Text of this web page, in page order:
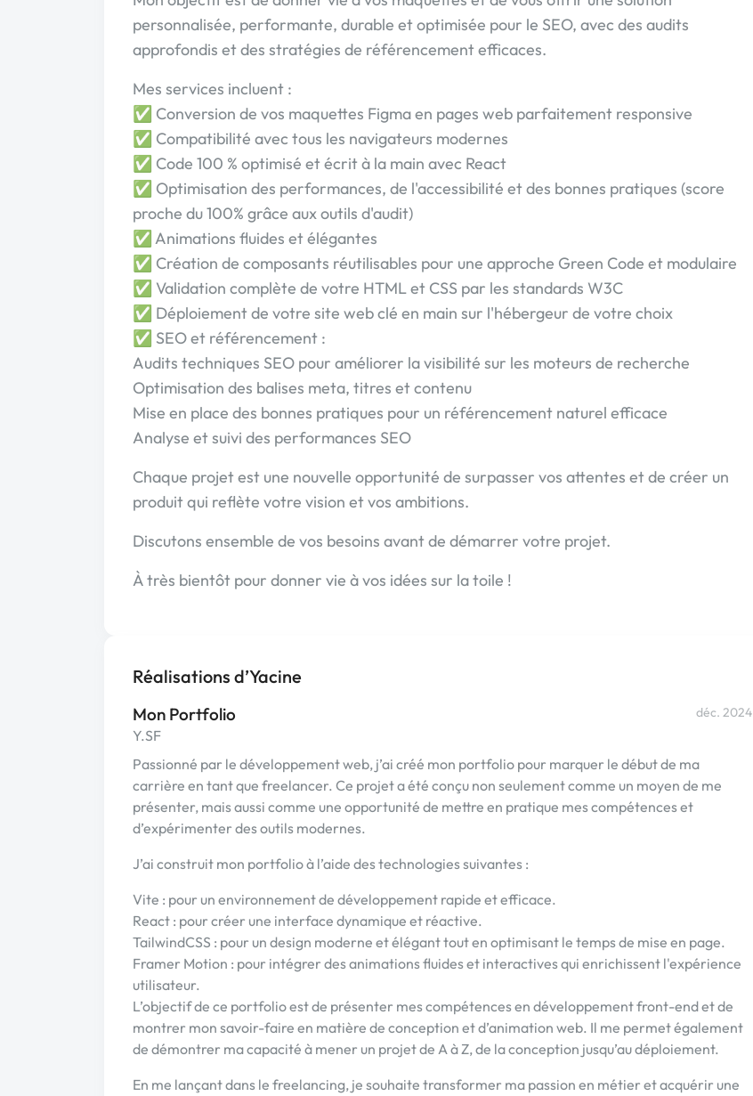
personnalisée, performante, durable et optimisée pour le SEO, avec des audits
approfondis et des stratégies de référencement efficaces.
Mes services incluent :
✅ Conversion de vos maquettes Figma en pages web parfaitement responsive
✅ Compatibilité avec tous les navigateurs modernes
✅ Code 100 % optimisé et écrit à la main avec React
✅ Optimisation des performances, de l'accessibilité et des bonnes pratiques (score
proche du 100% grâce aux outils d'audit)
✅ Animations fluides et élégantes
✅ Création de composants réutilisables pour une approche Green Code et modulaire
✅ Validation complète de votre HTML et CSS par les standards W3C
✅ Déploiement de votre site web clé en main sur l'hébergeur de votre choix
✅ SEO et référencement :
Audits techniques SEO pour améliorer la visibilité sur les moteurs de recherche
Optimisation des balises meta, titres et contenu
Mise en place des bonnes pratiques pour un référencement naturel efficace
Analyse et suivi des performances SEO
Chaque projet est une nouvelle opportunité de surpasser vos attentes et de créer un
produit qui reflète votre vision et vos ambitions.
Discutons ensemble de vos besoins avant de démarrer votre projet.
À très bientôt pour donner vie à vos idées sur la toile !
Réalisations d’Yacine
Mon Portfolio
Y.SF
déc. 2024
Passionné par le développement web, j’ai créé mon portfolio pour marquer le début de ma
carrière en tant que freelancer. Ce projet a été conçu non seulement comme un moyen de me
présenter, mais aussi comme une opportunité de mettre en pratique mes compétences et
d’expérimenter des outils modernes.
J’ai construit mon portfolio à l’aide des technologies suivantes :
Vite : pour un environnement de développement rapide et efficace.
React : pour créer une interface dynamique et réactive.
TailwindCSS : pour un design moderne et élégant tout en optimisant le temps de mise en page.
Framer Motion : pour intégrer des animations fluides et interactives qui enrichissent l'expérience
utilisateur.
L’objectif de ce portfolio est de présenter mes compétences en développement front-end et de
montrer mon savoir-faire en matière de conception et d’animation web. Il me permet également
de démontrer ma capacité à mener un projet de A à Z, de la conception jusqu’au déploiement.
En me lançant dans le freelancing, je souhaite transformer ma passion en métier et acquérir une